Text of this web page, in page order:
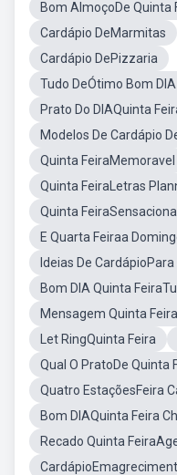
Bom AlmoçoDe Quinta
Cardápio DeMarmitas
Cardápio DePizzaria
Tudo DeÓtimo Bom
Prato Do DIAQuinta
Modelos De Cardápio
Quinta FeiraMemoravel
Quinta FeiraLetras
Quinta FeiraSensacional
E Quarta Feiraa
Ideias De
Bom DIA Quinta
Mensagem Quinta
Let RingQuinta Feira
Qual O PratoDe Quinta
Quatro EstaçõesFeira
Bom DIAQuinta Feira
Recado Quinta